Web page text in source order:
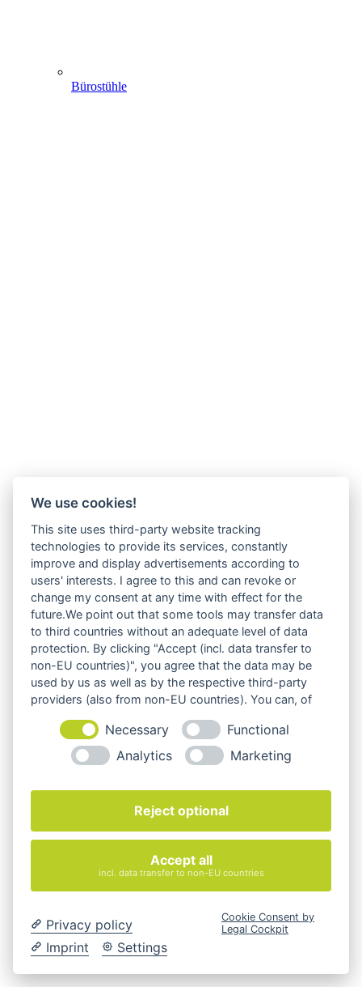
Bürostühle
Schreibtische & Homeoffice
We use cookies!
This site uses third-party website tracking
technologies to provide its services, constantly
improve and display advertisements according to
users' interests. I agree to this and can revoke or
change my consent at any time with effect for the
future.We point out that some tools may transfer data
to third countries without an adequate level of data
protection. By clicking "Accept (incl. data transfer to
non-EU countries)", you agree that the data may be
used by us as well as by the respective third-party
providers (also from non-EU countries). You can, of
Necessary
Functional
Analytics
Marketing
Reject optional
Accept all
incl. data transfer to non-EU countries
Privacy policy
Imprint
Settings
Cookie Consent by
Legal Cockpit